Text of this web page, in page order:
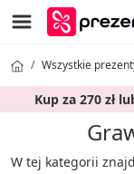
Wszystkie
Kup za 270 zł
W tej kategorii